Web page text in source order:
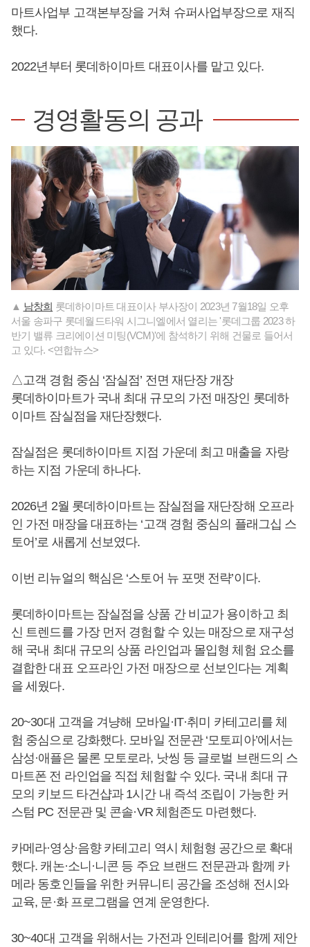
마트사업부 고객본부장을 거쳐 슈퍼사업부장으로 재직
했다.
2022년부터 롯데하이마트 대표이사를 맡고 있다.
경영활동의 공과
▲ 남창희 롯데하이마트 대표이사 부사장이 2023년 7월18일 오후
서울 송파구 롯데월드타워 시그니엘에서 열리는 '롯데그룹 2023 하
반기 밸류 크리에이션 미팅(VCM)'에 참석하기 위해 건물로 들어서
고 있다. <연합뉴스>
△고객 경험 중심 ‘잠실점’ 전면 재단장 개장
롯데하이마트가 국내 최대 규모의 가전 매장인 롯데하
이마트 잠실점을 재단장했다.
잠실점은 롯데하이마트 지점 가운데 최고 매출을 자랑
하는 지점 가운데 하나다.
2026년 2월 롯데하이마트는 잠실점을 재단장해 오프라
인 가전 매장을 대표하는 ‘고객 경험 중심의 플래그십 스
토어’로 새롭게 선보였다.
이번 리뉴얼의 핵심은 ‘스토어 뉴 포맷 전략’이다.
롯데하이마트는 잠실점을 상품 간 비교가 용이하고 최
신 트렌드를 가장 먼저 경험할 수 있는 매장으로 재구성
해 국내 최대 규모의 상품 라인업과 몰입형 체험 요소를
결합한 대표 오프라인 가전 매장으로 선보인다는 계획
을 세웠다.
20~30대 고객을 겨냥해 모바일·IT·취미 카테고리를 체
험 중심으로 강화했다. 모바일 전문관 ‘모토피아’에서는
삼성·애플은 물론 모토로라, 낫씽 등 글로벌 브랜드의 스
마트폰 전 라인업을 직접 체험할 수 있다. 국내 최대 규
모의 키보드 타건샵과 1시간 내 즉석 조립이 가능한 커
스텀 PC 전문관 및 콘솔·VR 체험존도 마련했다.
카메라·영상·음향 카테고리 역시 체험형 공간으로 확대
했다. 캐논·소니·니콘 등 주요 브랜드 전문관과 함께 카
메라 동호인들을 위한 커뮤니티 공간을 조성해 전시와
교육, 문·화 프로그램을 연계 운영한다.
30~40대 고객을 위해서는 가전과 인테리어를 함께 제안